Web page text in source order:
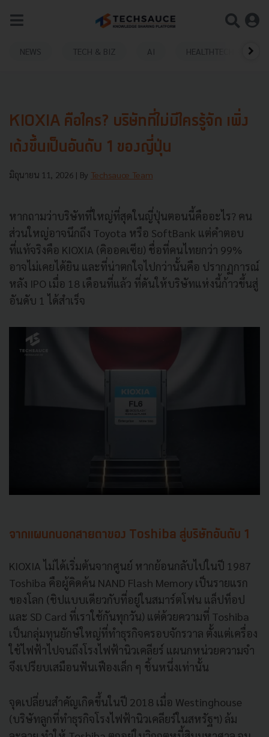
NEWS TECH & BIZ AI HEALTHTECH
KIOXIA คือใคร? บริษัทที่ไม่มีใครรู้จัก เพิ่ง
เด้งขึ้นเป็นอันดับ 1 ของญี่ปุ่น
มิถุนายน 11, 2026 | By Techsauce Team
หากถามว่าบริษัทที่ใหญ่ที่สุดในญี่ปุ่นตอนนี้คืออะไร? คน
ส่วนใหญ่อาจนึกถึง Toyota หรือ SoftBank แต่คำตอบ
ที่แท้จริงคือ KIOXIA (คิออคเซีย) ชื่อที่คนไทยกว่า 99%
อาจไม่เคยได้ยิน และที่น่าตกใจไปกว่านั้นคือ ปรากฏการณ์
หลัง IPO เมื่อ 18 เดือนที่แล้ว ที่ดันให้บริษัทแห่งนี้ก้าวขึ้นสู่
อันดับ 1 ได้สำเร็จ
จากแผนกนอกสายตาของ Toshiba สู่บริษัทอันดับ 1
KIOXIA ไม่ได้เริ่มต้นจากศูนย์ หากย้อนกลับไปในปี 1987
Toshiba คือผู้คิดค้น NAND Flash Memory เป็นรายแรก
ของโลก (ชิปแบบเดียวกับที่อยู่ในสมาร์ตโฟน แล็ปท็อป
และ SD Card ที่เราใช้กันทุกวัน) แต่ด้วยความที่ Toshiba
เป็นกลุ่มทุนยักษ์ใหญ่ที่ทำธุรกิจครอบจักรวาล ตั้งแต่เครื่อง
ใช้ไฟฟ้าไปจนถึงโรงไฟฟ้านิวเคลียร์ แผนกหน่วยความจำ
จึงเปรียบเสมือนฟันเฟืองเล็ก ๆ ชิ้นหนึ่งเท่านั้น
จุดเปลี่ยนสำคัญเกิดขึ้นในปี 2018 เมื่อ Westinghouse
(บริษัทลูกที่ทำธุรกิจโรงไฟฟ้านิวเคลียร์ในสหรัฐฯ) ล้ม